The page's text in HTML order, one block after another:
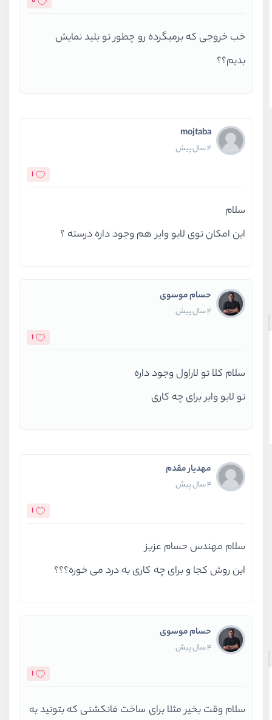
خب خروجی که برمیگرده رو چطور تو بلید نمایش
بدیم؟؟
mojtaba
4 سال پیش
1
سلام
این امکان توی لایو وایر هم وجود داره درسته ؟
حسام موسوی
4 سال پیش
1
سلام کلا تو لاراول وجود داره
تو لایو وایر برای چه کاری
مهدیار مقدم
4 سال پیش
1
سلام مهندس حسام عزیز
این روش کجا و برای چه کاری به درد می خوره؟؟؟
حسام موسوی
4 سال پیش
1
سلام وقت بخیر مثلا برای ساخت فانکشنی که بتونید به